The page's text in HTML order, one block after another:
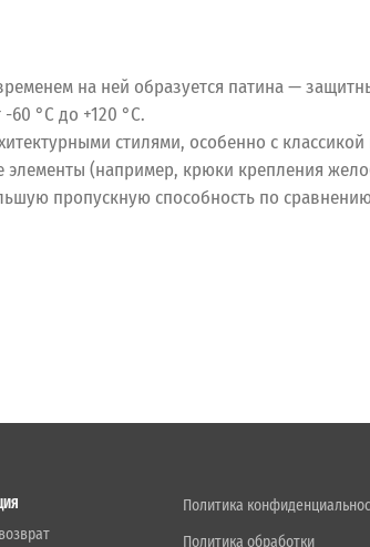
на ней образуется патина —
°C до +120 °C.
стилями, особенно с
элементы (например, крюки крепления
пропускную способность по
Политика
Политика обработки